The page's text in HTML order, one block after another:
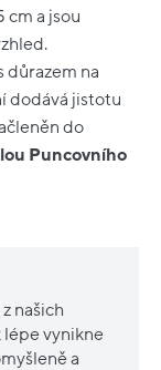
cm a jsou
důrazem na
dodává jistotu
do
Puncovního
našich
lépe vynikne
a